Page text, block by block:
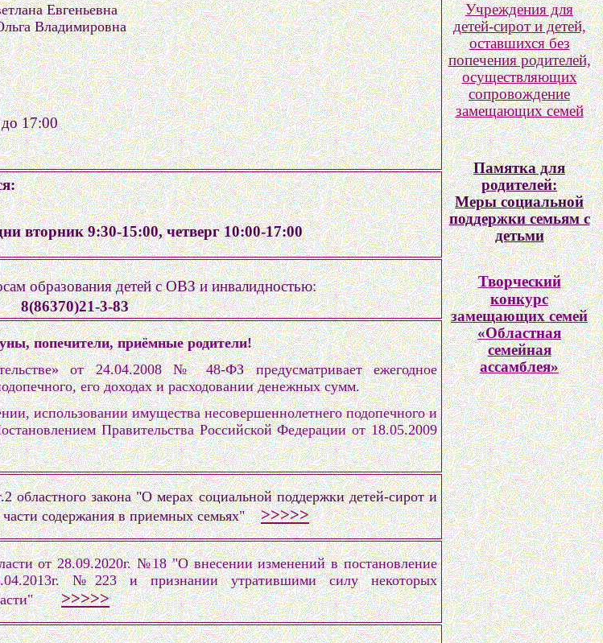
Евгеньевна
Владимировна
17:00
Учреждения для
детей-сирот и детей,
оставшихся без
попечения родителей,
осуществляющих
сопровождение
замещающих семей
Памятка для
родителей:
Меры социальной
поддержки семьям с
детьми
Творческий
конкурс
замещающих семей
«Областная
семейная
ассамблея»
вторник 9:30-15:00, четверг 10:00-17:00
образования детей с ОВЗ и инвалидностью:
8(86370)21-3-83
попечители, приёмные родители!
от 24.04.2008 № 48-ФЗ предусматривает ежегодное
его доходах и расходовании денежных сумм.
использовании имущества несовершеннолетнего подопечного и
Правительства Российской Федерации от 18.05.2009
областного закона "О мерах социальной поддержки детей-сирот и
части содержания в приемных семьях">>>>>
от 28.09.2020г. №18 "О внесении изменений в постановление
№223 и признании утратившими силу некоторых
>>>>>